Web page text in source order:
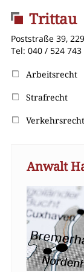
Trittau
Poststraße 39,
Tel: 040 / 524 743
Arbeitsrecht
Strafrecht
Verkehrsrecht
Anwalt